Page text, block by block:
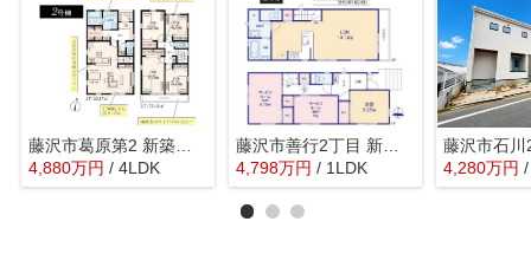
藤沢市葛原第2 新築戸建 全12棟
4,880万円 / 4LDK
藤沢市善行2丁目 新築戸建 全3棟
4,798万円 / 1LDK 4,280万円